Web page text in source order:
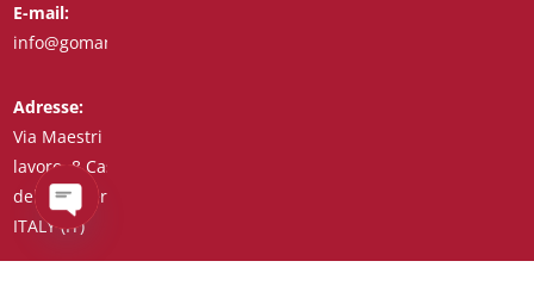
E-mail:
info@goman.it
Adresse:
Via Maestri del
lavoro, 8 Castiglione
delle Stiviere 46043
ITALY (IT)Open
chaty